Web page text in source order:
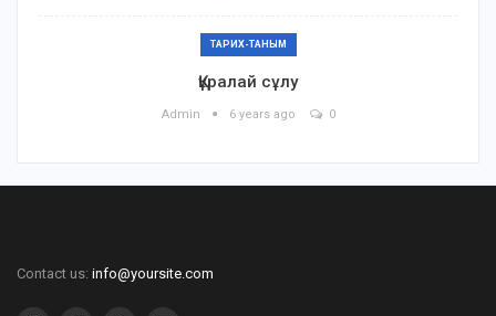
ТАРИХ-ТАНЫМ
Құралай сұлу
Admin 6 years ago 0
Contact us: info@yoursite.com